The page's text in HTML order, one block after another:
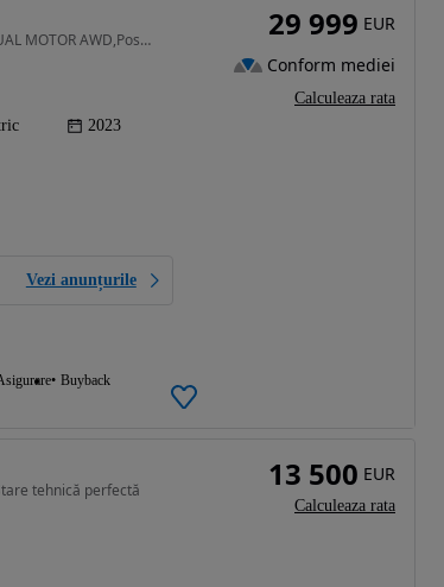
514 CP • Tesla Model Y Long Range DUAL MOTOR AWD,Posibilitate finantare
2023
Vezi anunțurile
Buyback
29 999 EUR
Conform mediei
Calculeaza rata
tehnică perfectă 13 500 EUR
Calculeaza rata